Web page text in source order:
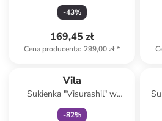
granatowym
-43%
169,45 zł
Cena producenta: 299,00 zł*
Vila
Sukienka "Visurashil" w
kolorze czarnym
-82%